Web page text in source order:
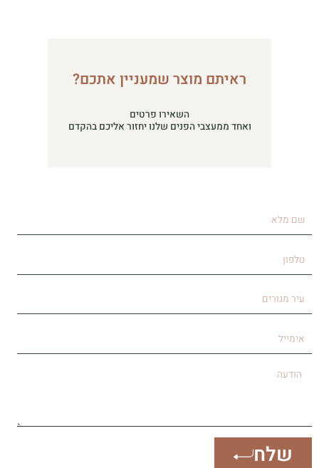
ראיתם מוצר שמעניין אתכם?
השאירו פרטים
ואחד ממעצבי הפנים שלנו יחזור אליכם בהקדם
טלפון
הודעה
שלח